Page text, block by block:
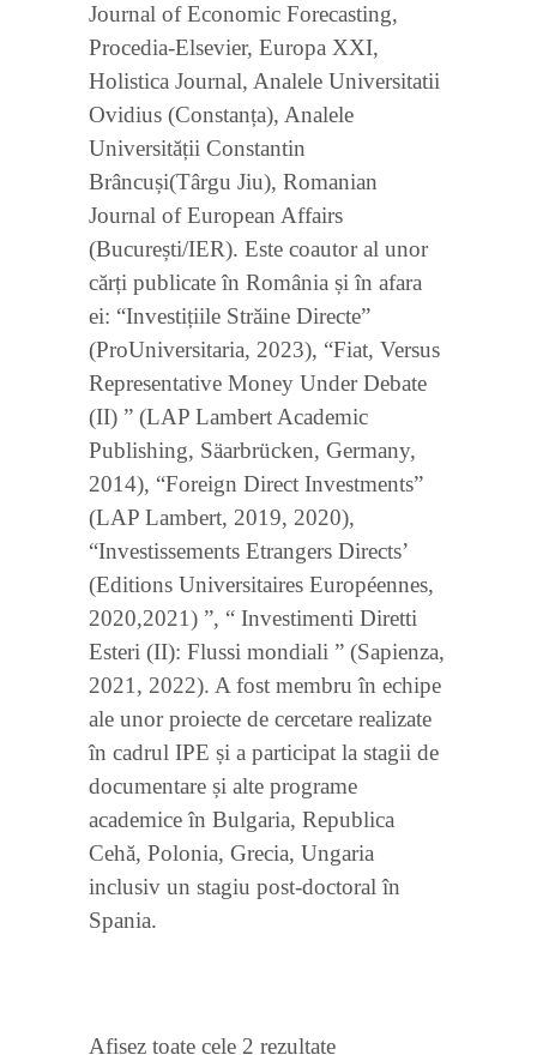
Journal of Economic Forecasting,
Procedia-Elsevier, Europa XXI,
Holistica Journal, Analele Universitatii
Ovidius (Constanța), Analele
Universității Constantin
Brâncuși(Târgu Jiu), Romanian
Journal of European Affairs
(București/IER). Este coautor al unor
cărți publicate în România și în afara
ei: “Investițiile Străine Directe”
(ProUniversitaria, 2023), “Fiat, Versus
Representative Money Under Debate
(II) ” (LAP Lambert Academic
Publishing, Säarbrücken, Germany,
2014), “Foreign Direct Investments”
(LAP Lambert, 2019, 2020),
“Investissements Etrangers Directs’
(Editions Universitaires Européennes,
2020,2021) ”, “ Investimenti Diretti
Esteri (II): Flussi mondiali ” (Sapienza,
2021, 2022). A fost membru în echipe
ale unor proiecte de cercetare realizate
în cadrul IPE și a participat la stagii de
documentare și alte programe
academice în Bulgaria, Republica
Cehă, Polonia, Grecia, Ungaria
inclusiv un stagiu post-doctoral în
Spania.
Afișez toate cele 2 rezultateSortat